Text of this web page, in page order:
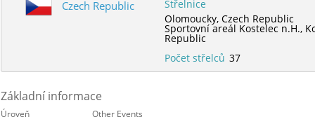
Czech Republic
Střelnice
Olomoucky,Czech Republic
Sportovní areál Kostelec n.H.,
Republic
Počet střelců 37
Základní informace
Úroveň
Other Events